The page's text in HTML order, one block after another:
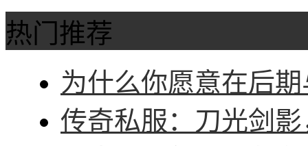
热门推荐
为什么你愿意在后
传奇私服：刀光剑